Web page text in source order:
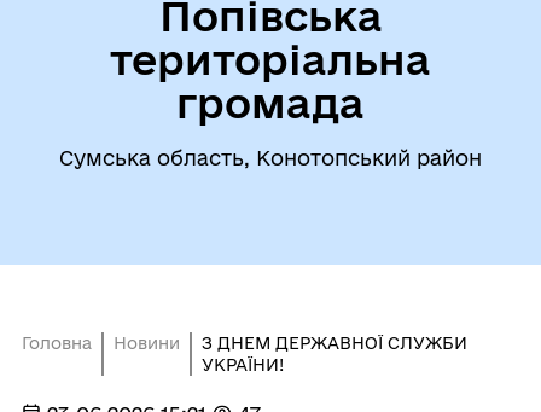
Попівська
територіальна
громада
Сумська область, Конотопський район
Головна Новини
З ДНЕМ ДЕРЖАВНОЇ СЛУЖБИ
УКРАЇНИ!